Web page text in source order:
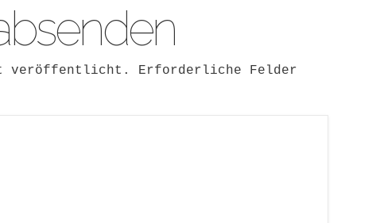
veröffentlicht.
Erforderliche Felder